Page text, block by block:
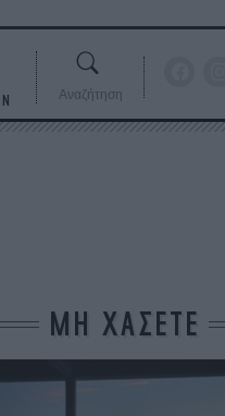
Αναζήτηση
ΜΗ ΧΑΣΕΤΕ